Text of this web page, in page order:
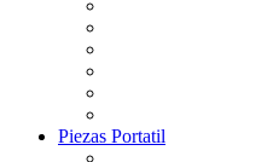
Piezas Portatil